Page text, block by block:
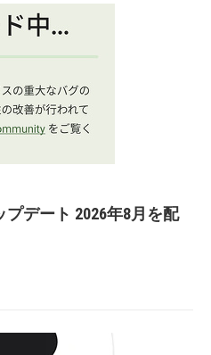
プデート 2026年8月を配